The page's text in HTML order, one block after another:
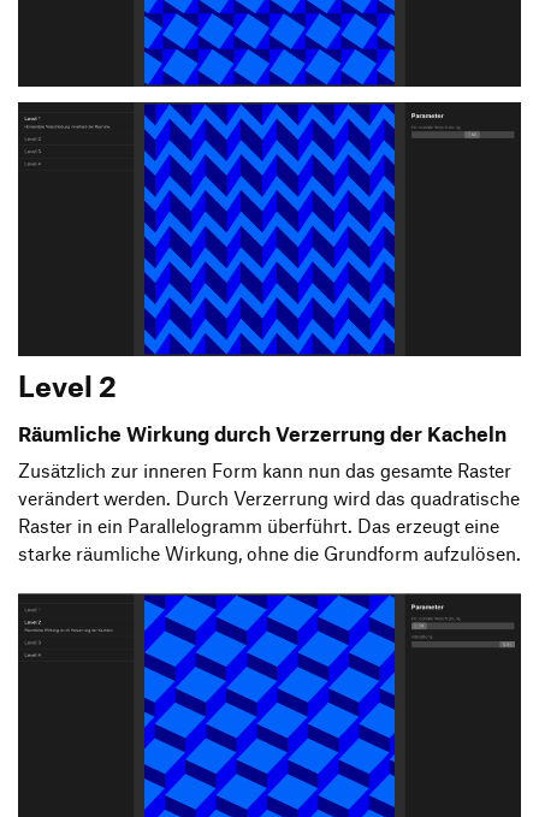
Level 2
Räumliche Wirkung durch Verzerrung der Kacheln
Zusätzlich zur inneren Form kann nun das gesamte Raster
verändert werden. Durch Verzerrung wird das quadratische
Raster in ein Parallelogramm überführt. Das erzeugt eine
starke räumliche Wirkung, ohne die Grundform aufzulösen.